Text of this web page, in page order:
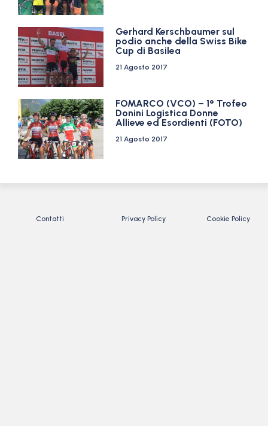
Gerhard Kerschbaumer sul
podio anche della Swiss Bike
Cup di Basilea
21 Agosto 2017
FOMARCO (VCO) – 1° Trofeo
Donini Logistica Donne
Allieve ed Esordienti (FOTO)
21 Agosto 2017
Contatti Privacy Policy Cookie Policy